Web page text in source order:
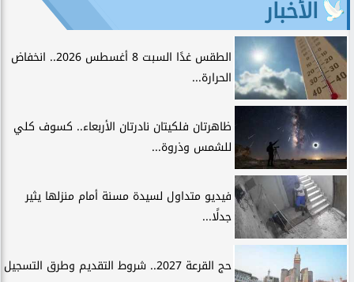
الأخبار
الطقس غدًا السبت 8 أغسطس 2026.. انخفاض
الحرارة...
ظاهرتان فلكيتان نادرتان الأربعاء.. كسوف كلي
للشمس وذروة...
فيديو متداول لسيدة مسنة أمام منزلها يثير
جدلًا...
حج القرعة 2027.. شروط التقديم وطرق التسجيل